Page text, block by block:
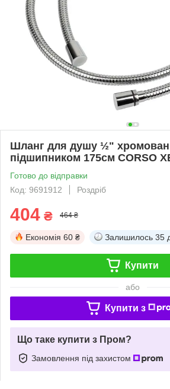
Шланг для душу ½"
підшипником 175см CORSO
Готово до відправки
Код: 9691912
Роздріб
404 ₴ 464 ₴
Економія 60 ₴ Залишилось 35
Купити
або
Купити з
Що таке купити з Пром?
Замовлення під захистом